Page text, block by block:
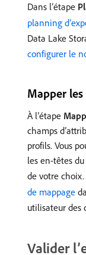
Dans l’étape
planning
Data Lake
configurer le
Mapper
À l’étape
champs
profils. Vous
les en-têtes
de votre choix.
de mappage
utilisateur des
Valider